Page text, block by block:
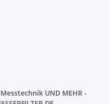
UND MEHR -